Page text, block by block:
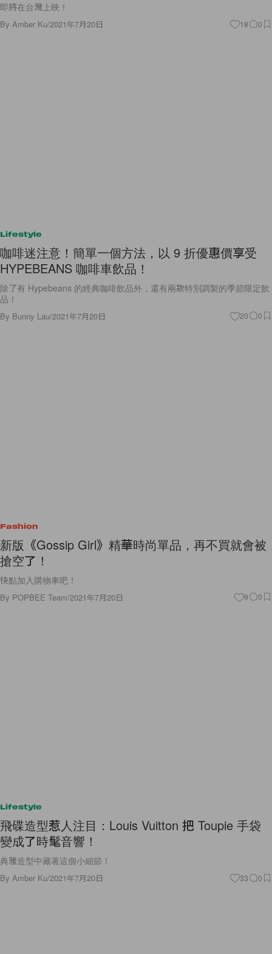
即將在台灣上映！
By Amber Ku/2021年7月20日 18 0
Lifestyle
咖啡迷注意！簡單一個方法，以 9 折優惠價享受
HYPEBEANS 咖啡車飲品！
除了有 Hypebeans 的經典咖啡飲品外，還有兩款特別調製的季節限定飲
品！
By Bunny Lau/2021年7月20日 20 0
Fashion
新版《Gossip Girl》精華時尚單品，再不買就會被
搶空了！
快點加入購物車吧！
By POPBEE Team/2021年7月20日 9 0
Lifestyle
飛碟造型惹人注目：Louis Vuitton 把 Toupie 手袋
變成了時髦音響！
典雅造型中藏著這個小細節！
By Amber Ku/2021年7月20日 33 0